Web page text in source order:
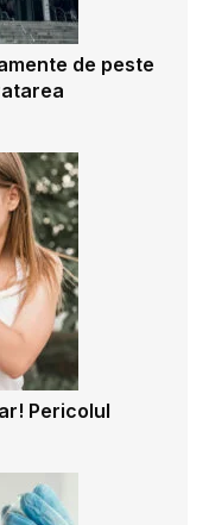
de peste
Pericolul